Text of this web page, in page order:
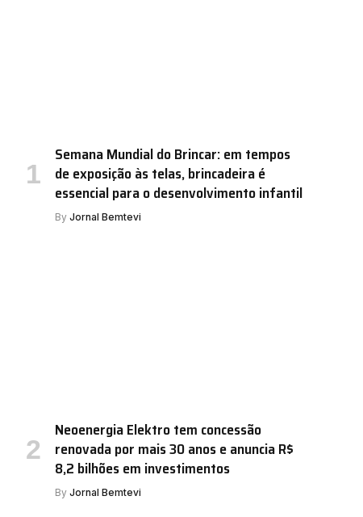
Semana Mundial do Brincar: em tempos
de exposição às telas, brincadeira é
essencial para o desenvolvimento infantil
By Jornal Bemtevi
Neoenergia Elektro tem concessão
renovada por mais 30 anos e anuncia R$
8,2 bilhões em investimentos
By Jornal Bemtevi